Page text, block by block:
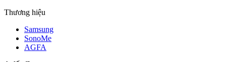
Thương hiệu
Samsung
SonoMe
AGFA